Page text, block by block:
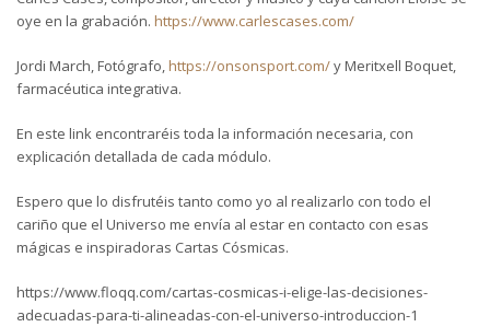
oye en la grabación. https://www.carlescases.com/
Jordi March, Fotógrafo,https://onsonsport.com/y Meritxell Boquet,
farmacéutica integrativa.
En este link encontraréis toda la información necesaria, con
explicación detallada de cada módulo.
Espero que lo disfrutéis tanto como yo al realizarlo con todo el
cariño que el Universo me envía al estar en contacto con esas
mágicas e inspiradoras Cartas Cósmicas.
https://www.floqq.com/cartas-cosmicas-i-elige-las-decisiones-
adecuadas-para-ti-alineadas-con-el-universo-introduccion-1